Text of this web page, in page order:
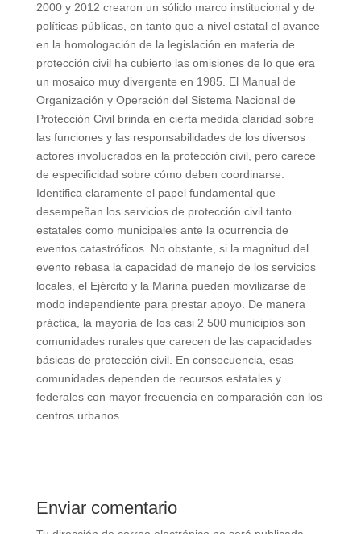
2000 y 2012 crearon un sólido marco institucional y de
políticas públicas, en tanto que a nivel estatal el avance
en la homologación de la legislación en materia de
protección civil ha cubierto las omisiones de lo que era
un mosaico muy divergente en 1985. El Manual de
Organización y Operación del Sistema Nacional de
Protección Civil brinda en cierta medida claridad sobre
las funciones y las responsabilidades de los diversos
actores involucrados en la protección civil, pero carece
de especificidad sobre cómo deben coordinarse.
Identifica claramente el papel fundamental que
desempeñan los servicios de protección civil tanto
estatales como municipales ante la ocurrencia de
eventos catastróficos. No obstante, si la magnitud del
evento rebasa la capacidad de manejo de los servicios
locales, el Ejército y la Marina pueden movilizarse de
modo independiente para prestar apoyo. De manera
práctica, la mayoría de los casi 2 500 municipios son
comunidades rurales que carecen de las capacidades
básicas de protección civil. En consecuencia, esas
comunidades dependen de recursos estatales y
federales con mayor frecuencia en comparación con los
centros urbanos.
Enviar comentario